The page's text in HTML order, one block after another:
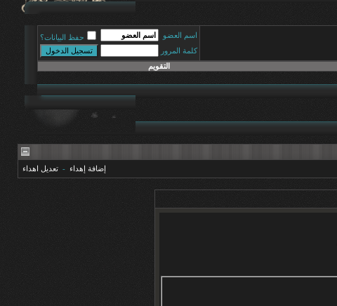
اسم العضو
حفظ البيانات؟
كلمة المرور
التقويم
إضافة إهداء - تعديل اهداء